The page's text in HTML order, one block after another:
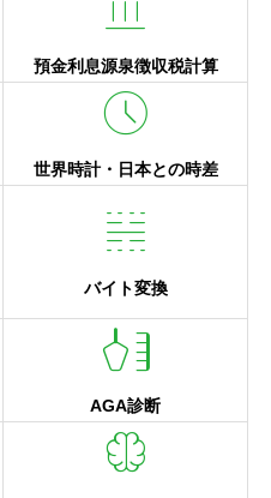
預金利息源泉徴収税計算
schedule
世界時計・日本との時差
key_visualizer
バイト変換
health_and_beauty
AGA診断
neurology